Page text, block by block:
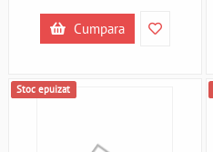
Cumpara
Stoc epuizat